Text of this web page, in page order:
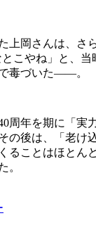
上岡さんは、さ
こやね」と、当
毒づいた――。
周年を期に「実
の後は、「老け
ることはほとん
。